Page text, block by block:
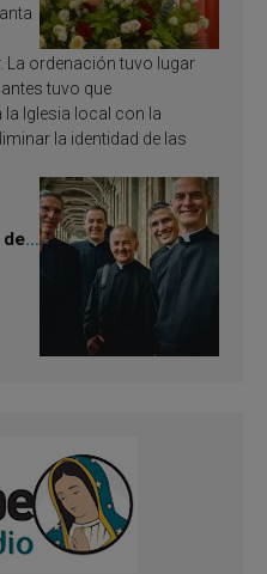
La ordenación tuvo lugar
tuvo que
Iglesia local con la
la identidad de las